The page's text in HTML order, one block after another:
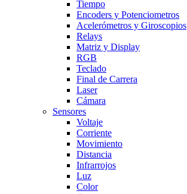
Tiempo
Encoders y Potenciometros
Acelerómetros y Giroscopios
Relays
Matriz y Display
RGB
Teclado
Final de Carrera
Laser
Cámara
Sensores
Voltaje
Corriente
Movimiento
Distancia
Infrarrojos
Luz
Color